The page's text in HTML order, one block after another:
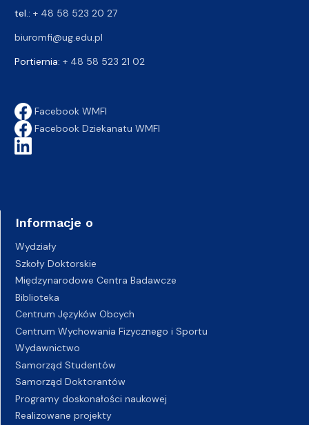
tel.: + 48 58 523 20 27
biuromfi@ug.edu.pl
Portiernia: + 48 58 523 21 02
Facebook WMFI
Facebook Dziekanatu WMFI
Informacje o
Wydziały
Szkoły Doktorskie
Międzynarodowe Centra Badawcze
Biblioteka
Centrum Języków Obcych
Centrum Wychowania Fizycznego i Sportu
Wydawnictwo
Samorząd Studentów
Samorząd Doktorantów
Programy doskonałości naukowej
Realizowane projekty